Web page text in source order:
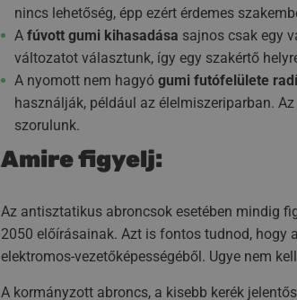
nincs lehetőség, épp ezért érdemes
A fúvott gumi kihasadása sajnos csak egy
változatot választunk, így egy szakértő
A nyomott nem hagyó gumi futófelülete
használják, például az élelmiszeriparban.
szorulunk.
Amire figyelj:
Az antisztatikus abroncsok esetében mindig
2050 előírásainak. Azt is fontos tudnod, hogy
elektromos-vezetőképességéből. Ugye nem
A kormányzott abroncs, a kisebb kerék